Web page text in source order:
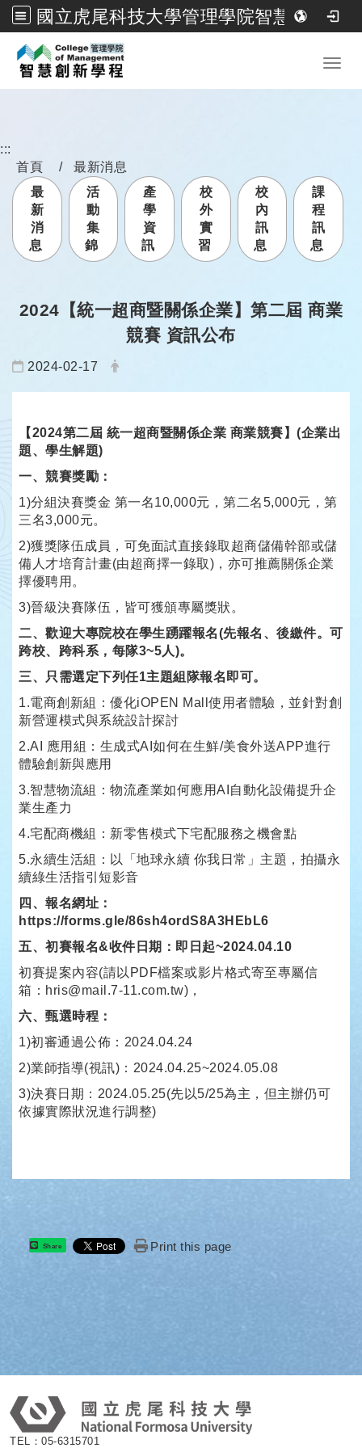
國立虎尾科技大學管理學院智慧創新學程
跳到主要內容
:::
首頁
最新消息
最
新
消
息
活
動
集
錦
產
學
資
訊
校
外
實
習
校
內
訊
息
課
程
訊
息
2024【統一超商暨關係企業】第二屆 商業
競賽 資訊公布
日期：
2024-02-17 發布者：
【2024第二屆 統一超商暨關係企業 商業競賽】(企業出
題、學生解題)
一、競賽獎勵：
1)分組決賽獎金 第一名10,000元，第二名5,000元，第
三名3,000元。
2)獲獎隊伍成員，可免面試直接錄取超商儲備幹部或儲
備人才培育計畫(由超商擇一錄取)，亦可推薦關係企業
擇優聘用。
3)晉級決賽隊伍，皆可獲頒專屬獎狀。
二、歡迎大專院校在學生踴躍報名(先報名、後繳件。可
跨校、跨科系，每隊3~5人)。
三、只需選定下列任1主題組隊報名即可。
1.電商創新組：優化iOPEN Mall使用者體驗，並針對創
新營運模式與系統設計探討
2.AI 應用組：生成式AI如何在生鮮/美食外送APP進行
體驗創新與應用
3.智慧物流組：物流產業如何應用AI自動化設備提升企
業生產力
4.宅配商機組：新零售模式下宅配服務之機會點
5.永續生活組：以「地球永續 你我日常」主題，拍攝永
續綠生活指引短影音
四、報名網址：
https://forms.gle/86sh4ordS8A3HEbL6
五、初賽報名&收件日期：即日起~2024.04.10
初賽提案內容(請以PDF檔案或影片格式寄至專屬信
箱：hris@mail.7-11.com.tw)，
六、甄選時程：
1)初審通過公佈：2024.04.24
2)業師指導(視訊)：2024.04.25~2024.05.08
3)決賽日期：2024.05.25(先以5/25為主，但主辦仍可
依據實際狀況進行調整)
Share Print this page
TEL：05-6315701